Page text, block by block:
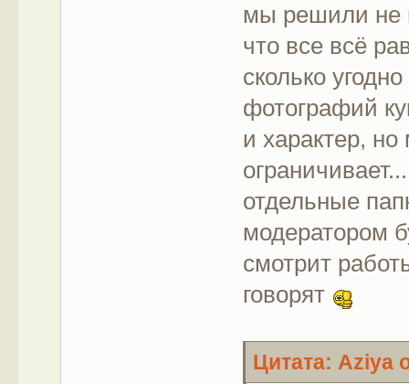
мы решили не
что все всё
сколько
фотографий
и характер,
отдельные
модератором
смотрит
говорят
Цитата: Aziya